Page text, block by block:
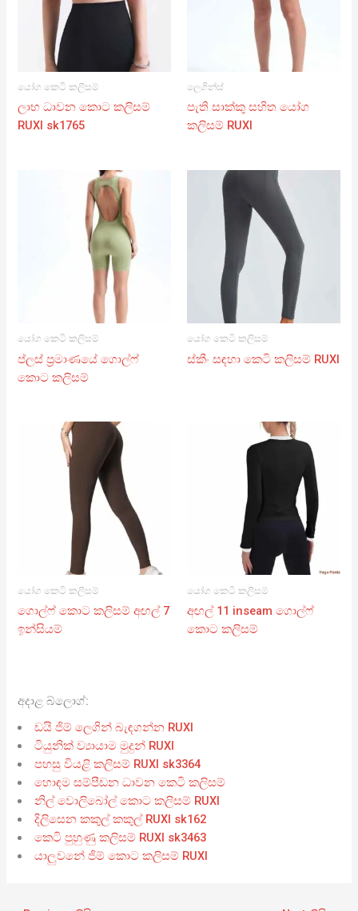
යෝග කෙටි කලිසම්
ලාභ ධාවන කොට කලිසම්
RUXI sk1765
ලෙගින්ස්
පැති සාක්කු සහිත යෝග
කලිසම් RUXI
යෝග කෙටි කලිසම්
ප්ලස් ප්‍රමාණයේ ගොල්ෆ්
කොට කලිසම්
යෝග කෙටි කලිසම්
ස්කීං සඳහා කෙටි කලිසම් RUXI
යෝග කෙටි කලිසම්
ගොල්ෆ් කොට කලිසම් අඟල් 7
ඉන්සියම්
යෝග කෙටි කලිසම්
අඟල් 11 inseam ගොල්ෆ්
කොට කලිසම්
අදාළ බ්ලොග්:
ඩයි ජිම් ලෙගින් බැඳගන්න RUXI
ටියුනික් ව්‍යායාම මුදුන් RUXI
පහසු වියළි කලිසම් RUXI sk3364
හොඳම සම්පීඩන ධාවන කෙටි කලිසම්
නිල් වොලිබෝල් කොට කලිසම් RUXI
දිලිසෙන කකුල් කකුල් RUXI sk162
කෙටි පුහුණු කලිසම් RUXI sk3463
යාලුවනේ ජිම් කොට කලිසම් RUXI